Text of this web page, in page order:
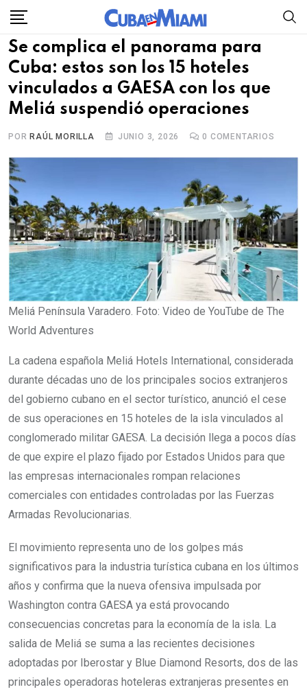
Skip
content
Se complica el panorama para
Cuba: estos son los 15 hoteles
vinculados a GAESA con los que
Meliá suspendió operaciones
POR RAÚL MORILLA JUNIO 3, 2026 0 COMENTARIOS
Meliá Península Varadero. Foto: Video de YouTube de The
World Adventures
La cadena española Meliá Hotels International, considerada
durante décadas uno de los principales socios extranjeros
del gobierno cubano en el sector turístico, anunció el cese
de sus operaciones en 15 hoteles de la isla vinculados al
conglomerado militar GAESA. La decisión llega a pocos días
de que expire el plazo fijado por Estados Unidos para que
las empresas internacionales rompan relaciones
comerciales con entidades controladas por las Fuerzas
Armadas Revolucionarias.
El movimiento representa uno de los golpes más
significativos para la industria turística cubana en los últimos
años y confirma que la nueva ofensiva impulsada por
Washington contra GAESA ya está provocando
consecuencias concretas para la economía de la isla. La
salida de Meliá se suma a las recientes decisiones
adoptadas por Iberostar y Blue Diamond Resorts, dos de las
principales operadoras hoteleras extranjeras presentes en